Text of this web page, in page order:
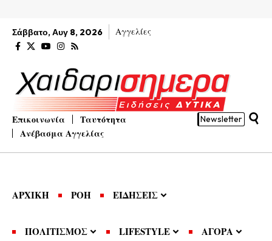
Σάββατο, Αυγ 8, 2026 Αγγελίες
Επικοινωνία
Ταυτότητα
Ανέβασμα Αγγελίας
Newsletter
ΑΡΧΙΚΗ ΡΟΗ ΕΙΔΗΣΕΙΣ
ΠΟΛΙΤΙΣΜΟΣ LIFESTYLE ΑΓΟΡΑ